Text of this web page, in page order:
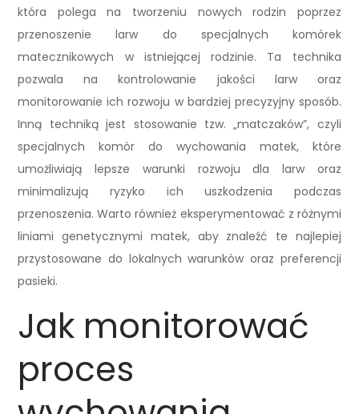
która polega na tworzeniu nowych rodzin poprzez
przenoszenie larw do specjalnych komórek
matecznikowych w istniejącej rodzinie. Ta technika
pozwala na kontrolowanie jakości larw oraz
monitorowanie ich rozwoju w bardziej precyzyjny sposób.
Inną techniką jest stosowanie tzw. „matczaków”, czyli
specjalnych komór do wychowania matek, które
umożliwiają lepsze warunki rozwoju dla larw oraz
minimalizują ryzyko ich uszkodzenia podczas
przenoszenia. Warto również eksperymentować z różnymi
liniami genetycznymi matek, aby znaleźć te najlepiej
przystosowane do lokalnych warunków oraz preferencji
pasieki.
Jak monitorować
proces